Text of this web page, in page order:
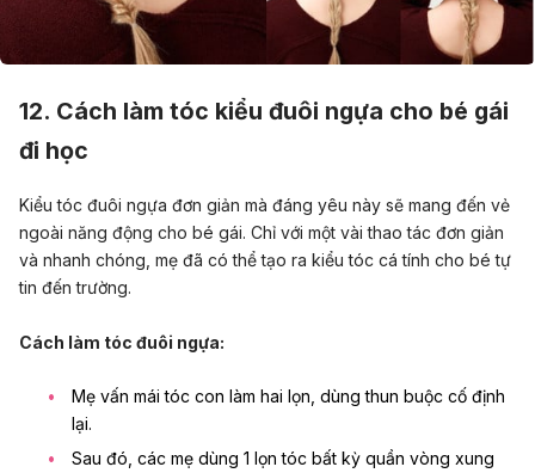
12. Cách làm tóc kiểu đuôi ngựa cho bé gái
đi học
Kiểu tóc đuôi ngựa đơn giản mà đáng yêu này sẽ mang đến vẻ
ngoài năng động cho bé gái. Chỉ với một vài thao tác đơn giản
và nhanh chóng, mẹ đã có thể tạo ra kiểu tóc cá tính cho bé tự
tin đến trường.
Cách làm tóc đuôi ngựa:
Mẹ vấn mái tóc con làm hai lọn, dùng thun buộc cố định
lại.
Sau đó, các mẹ dùng 1 lọn tóc bất kỳ quần vòng xung